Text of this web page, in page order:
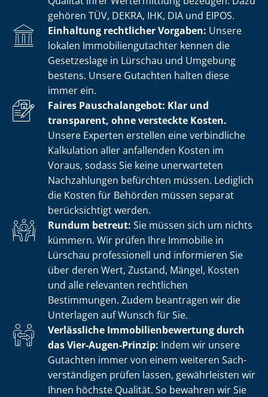
gehören TÜV, DEKRA, IHK, DIA und EIPOS.
Einhaltung rechtlicher Vorgaben: Unsere
lokalen Im­mo­bi­li­en­gut­ach­ter kennen die
Gesetzeslage in Lürschau und Umgebung
bestens. Unsere Gutachten halten diese
immer ein.
Faires Pauschalangebot: Klar und
transparent, ohne versteckte Kosten.
Unsere Experten erstellen eine verbindliche
Kalkulation aller anfallenden Kosten im
Voraus, sodass Sie keine unerwarteten
Nachzahlungen befürchten müssen. Lediglich
die Kosten für Behörden müssen separat
berücksichtigt werden.
Rundum betreut: Sie müssen sich um nichts
kümmern. Wir prüfen Ihre Immobilie in
Lürschau professionell und informieren Sie
über deren Wert, Zustand, Mängel, Kosten
und alle relevanten rechtlichen
Bestimmungen. Zudem beantragen wir die
Unterlagen auf Wunsch für Sie.
Verlässliche Im­mo­bi­li­en­be­wer­tung durch
das Vier-Augen-Prinzip: Indem wir unsere
Gutachten immer von einem weiteren Sach­
ver­stän­di­gen prüfen lassen, gewährleisten wir
Ihnen höchste Qualität. So bewahren wir Sie